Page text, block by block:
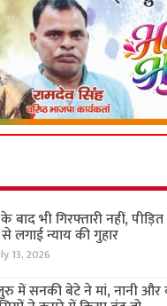
बाद भी गिरफ्तारी नहीं,
लगाई न्याय की गुहार
13, 2026
में सनकी बेटे ने मां, नानी और